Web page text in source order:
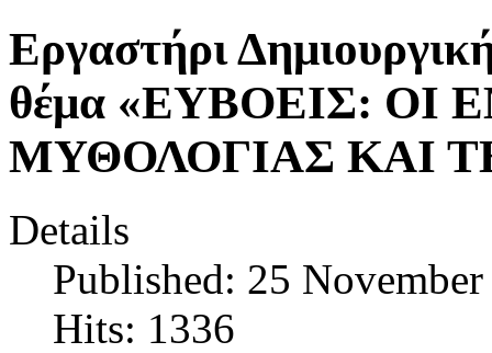
Εργαστήρι
θέμα «ΕΥΒΟΕΙΣ:
ΜΥΘΟΛΟΓΙΑΣ ΚΑΙ
Details
Published: 25
Hits: 1336